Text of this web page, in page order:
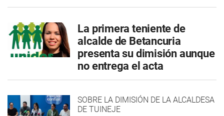
La primera teniente de
alcalde de Betancuria
presenta su dimisión aunque
no entrega el acta
SOBRE LA DIMISIÓN DE LA ALCALDESA
DE TUINEJE